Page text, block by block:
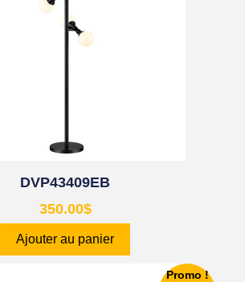
DVP43409EB
350.00$
Ajouter au panier
Promo !